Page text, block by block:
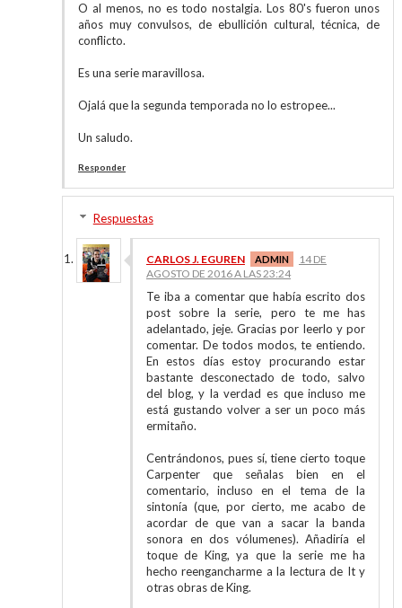
O al menos, no es todo nostalgia. Los 80's fueron unos
años muy convulsos, de ebullición cultural, técnica, de
conflicto.
Es una serie maravillosa.
Ojalá que la segunda temporada no lo estropee...
Un saludo.
Responder
Respuestas
CARLOS J. EGUREN
14 DE
AGOSTO DE 2016 A LAS 23:24
Te iba a comentar que había escrito dos
post sobre la serie, pero te me has
adelantado, jeje. Gracias por leerlo y por
comentar. De todos modos, te entiendo.
En estos días estoy procurando estar
bastante desconectado de todo, salvo
del blog, y la verdad es que incluso me
está gustando volver a ser un poco más
ermitaño.
Centrándonos, pues sí, tiene cierto toque
Carpenter que señalas bien en el
comentario, incluso en el tema de la
sintonía (que, por cierto, me acabo de
acordar de que van a sacar la banda
sonora en dos vólumenes). Añadiría el
toque de King, ya que la serie me ha
hecho reengancharme a la lectura de It y
otras obras de King.